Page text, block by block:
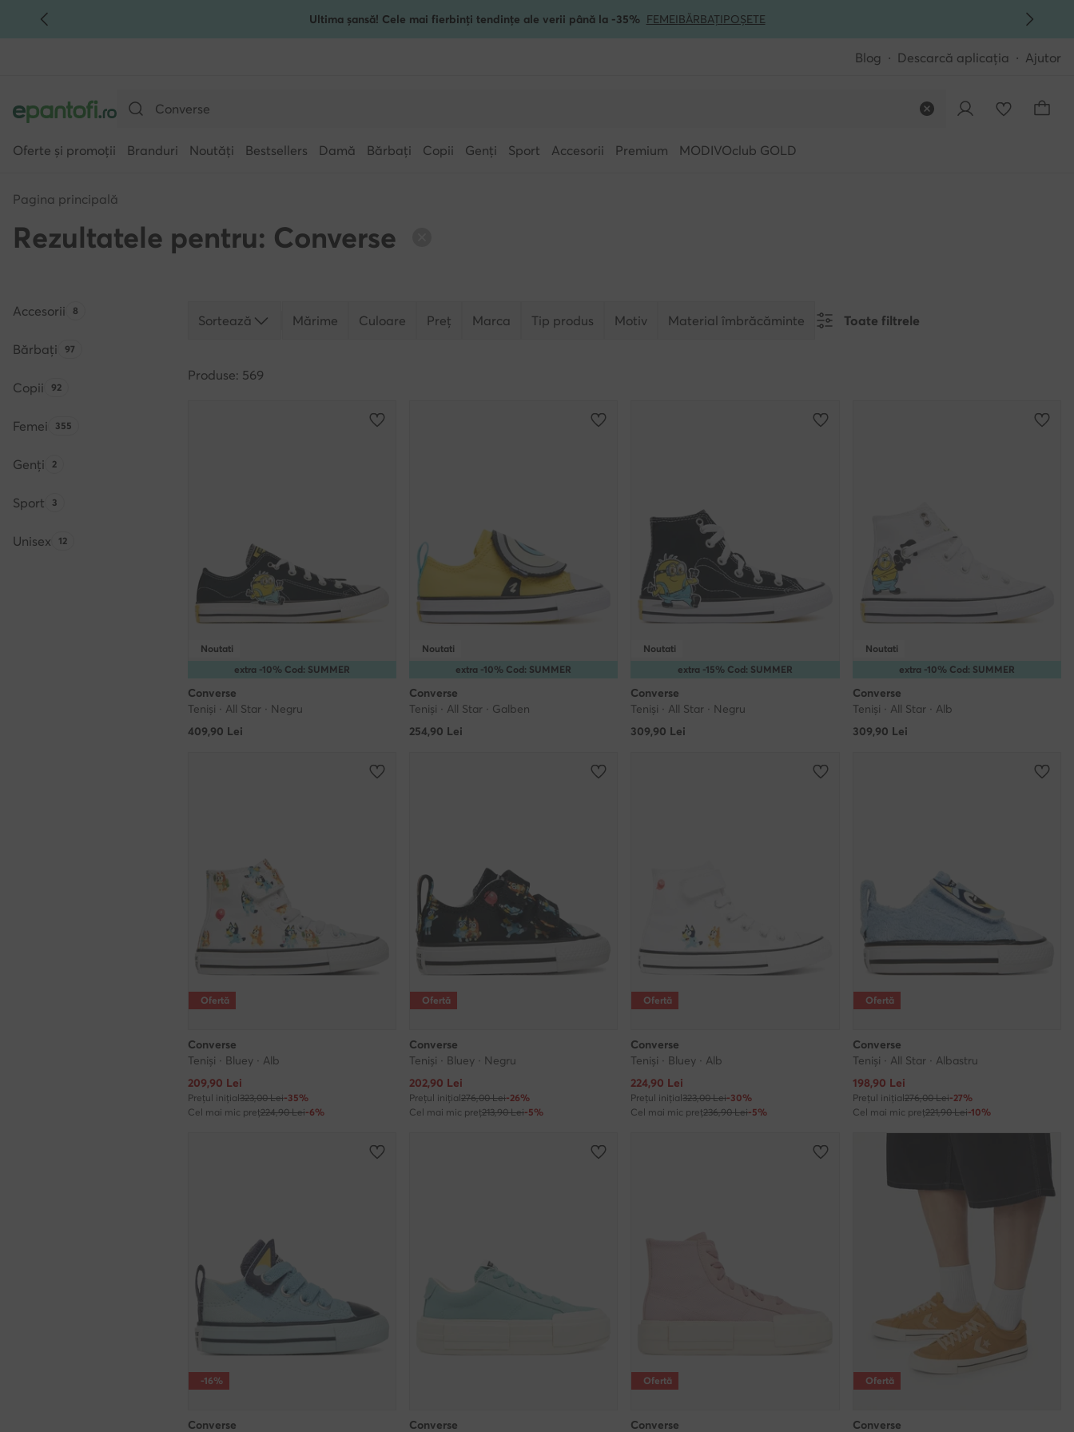
TRECI LA CONȚINUTUL PRINCIPAL Ultima șansă! Cele mai fierbinți tendințe ale verii până la -35% FEMEIBĂRBAȚIPOȘETE
Blog Descarcă aplicația Ajutor
Oferte și promoții Branduri Noutăți Bestsellers Damă Bărbați Copii Genți Sport Accesorii Premium MODIVOclub GOLD
Pagina principală
Rezultatele pentru: Converse
Accesorii Numărul de produse:
8
Bărbați Numărul de produse:
97
Copii Numărul de produse:
92
Femei Numărul de produse:
355
Genți Numărul de produse:
2
Sport Numărul de produse:
3
Unisex Numărul de produse:
12
Sortează Mărime Culoare Preț Marca Tip produs Motiv Material îmbrăcăminte Toate filtrele
Produse: 569
extra -10% Cod: SUMMER
Noutati
Converse
Teniși · All Star · Negru
409,90 Lei
extra -10% Cod: SUMMER
Noutati
Converse
Teniși · All Star · Galben
254,90 Lei
extra -15% Cod: SUMMER
Noutati
Converse
Teniși · All Star · Negru
309,90 Lei
extra -10% Cod: SUMMER
Noutati
Converse
Teniși · All Star · Alb
309,90 Lei
Ofertă
Converse
Teniși · Bluey · Alb
Prețul actual
209,90 Lei
Prețul inițial323,00 Lei-35%
Cel mai mic preț224,90 Lei-6%
Ofertă
Converse
Teniși · Bluey · Negru
Prețul actual
202,90 Lei
Prețul inițial276,00 Lei-26%
Cel mai mic preț213,90 Lei-5%
Ofertă
Converse
Teniși · Bluey · Alb
Prețul actual
224,90 Lei
Prețul inițial323,00 Lei-30%
Cel mai mic preț236,90 Lei-5%
Ofertă
Converse
Teniși · All Star · Albastru
Prețul actual
198,90 Lei
Prețul inițial276,00 Lei-27%
Cel mai mic preț221,90 Lei-10%
-16%
Converse
Converse
Ofertă
Converse
Ofertă
Converse